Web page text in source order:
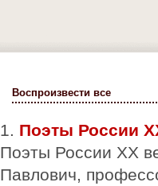
Воспроизвести все
1.
Поэты России
Поэты России ХХ
Павлович,